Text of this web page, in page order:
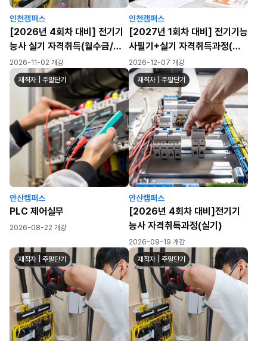
인천캠퍼스
[2026년 4회차 대비] 전기기
능사 실기 자격취득(월수금/월-
금) (72h)
2026-11-02 개강
인천캠퍼스
[2027년 1회차 대비] 전기기능
사필기+실기 자격취득과정(월
수금)
2026-12-07 개강
재직자 | 주말단기
안산캠퍼스
PLC 제어실무
2026-08-22 개강
재직자 | 주말단기
안산캠퍼스
[2026년 4회차 대비]전기기
능사 자격취득과정(실기)
2026-09-19 개강
재직자 | 주말단기 재직자 | 주말단기